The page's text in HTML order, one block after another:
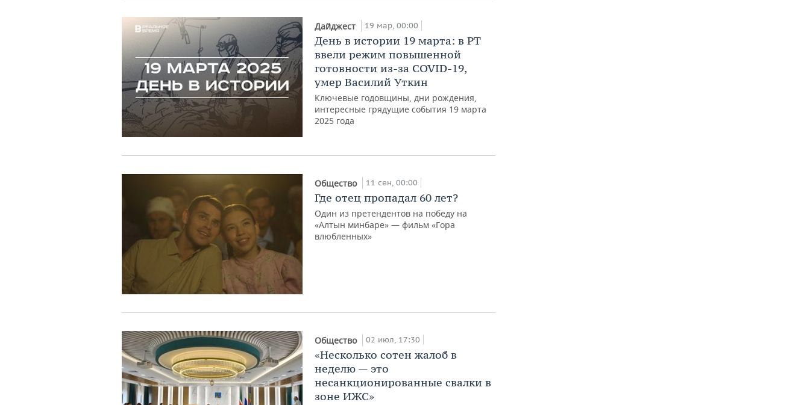
Дайджест 19 мар, 00:00
День в истории 19 марта: в РТ
ввели режим повышенной
готовности из-за COVID-19,
умер Василий Уткин
Ключевые годовщины, дни рождения,
интересные грядущие события 19 марта
2025 года
Общество 11 сен, 00:00
Где отец пропадал 60 лет?
Один из претендентов на победу на
«Алтын минбаре» — фильм «Гора
влюбленных»
Общество 02 июл, 17:30
«Несколько сотен жалоб в
неделю — это
несанкционированные свалки в
зоне ИЖС»